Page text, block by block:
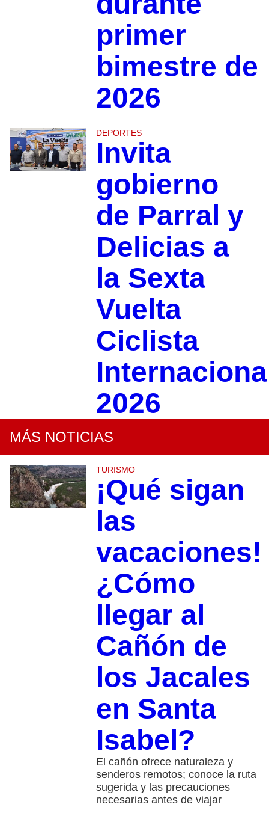
primer
bimestre de
2026
DEPORTES
Invita
gobierno
de Parral y
Delicias a
la Sexta
Vuelta
Ciclista
2026
MÁS NOTICIAS
TURISMO
¡Qué sigan
las
vacaciones!
¿Cómo
llegar al
Cañón de
los Jacales
en Santa
Isabel?
El cañón ofrece naturaleza y
senderos remotos; conoce la ruta
sugerida y las precauciones
necesarias antes de viajar